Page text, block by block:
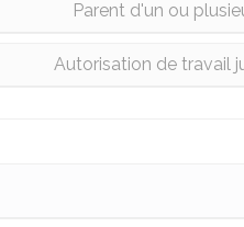
Parent d'un ou
Autorisation de travail